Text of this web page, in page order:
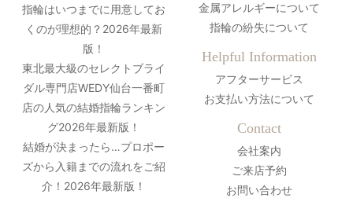
指輪はいつまでに用意してお
くのが理想的？2026年最新
版！
東北最大級のセレクトブライ
ダル専門店WEDY仙台一番町
店の人気の結婚指輪ランキン
グ2026年最新版！
結婚が決まったら…プロポー
ズから入籍までの流れをご紹
介！2026年最新版！
金属アレルギーについて
指輪の紛失について
Helpful Information
アフターサービス
お支払い方法について
Contact
会社案内
ご来店予約
お問い合わせ